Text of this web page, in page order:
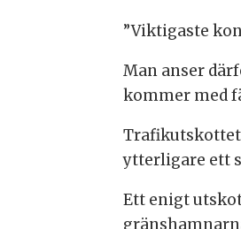
”Viktigaste
Man anser
kommer med
Trafikutskottet
ytterligare ett
Ett enigt